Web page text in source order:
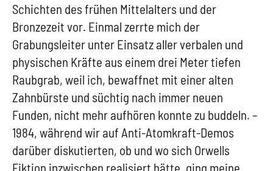
Schichten des frühen Mittelalters und der
Bronzezeit vor. Einmal zerrte mich der
Grabungsleiter unter Einsatz aller verbalen und
physischen Kräfte aus einem drei Meter tiefen
Raubgrab, weil ich, bewaffnet mit einer alten
Zahnbürste und süchtig nach immer neuen
Funden, nicht mehr aufhören konnte zu buddeln. –
1984, während wir auf Anti-Atomkraft-Demos
darüber diskutierten, ob und wo sich Orwells
Fiktion inzwischen realisiert hätte, ging meine